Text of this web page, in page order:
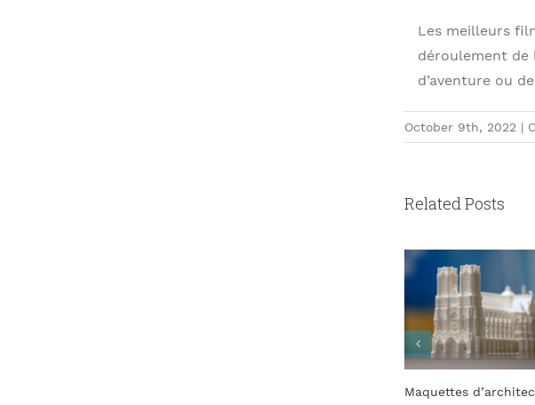
Les meilleurs
déroulement de
d’aventure ou
October 9th, 2022 |
Related Posts
Maquettes d’architecture